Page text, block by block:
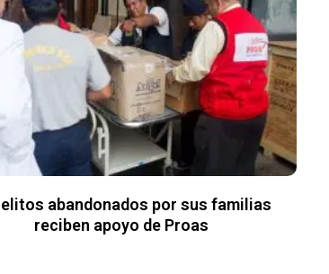
abandonados por sus familias
reciben apoyo de Proas